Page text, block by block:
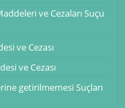
ve Cezaları Suçu
ve Cezası
ve Cezası
getirilmemesi Suçları